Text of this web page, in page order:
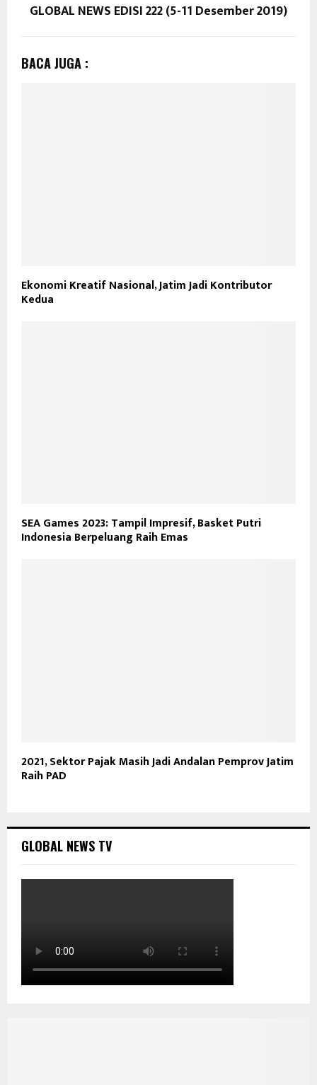
GLOBAL NEWS EDISI 222 (5-11 Desember 2019)
BACA JUGA :
Ekonomi Kreatif Nasional, Jatim Jadi Kontributor
Kedua
SEA Games 2023: Tampil Impresif, Basket Putri
Indonesia Berpeluang Raih Emas
2021, Sektor Pajak Masih Jadi Andalan Pemprov Jatim
Raih PAD
GLOBAL NEWS TV